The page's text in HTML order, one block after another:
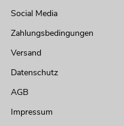
Social Media
Zahlungsbedingungen
Versand
Datenschutz
AGB
Impressum